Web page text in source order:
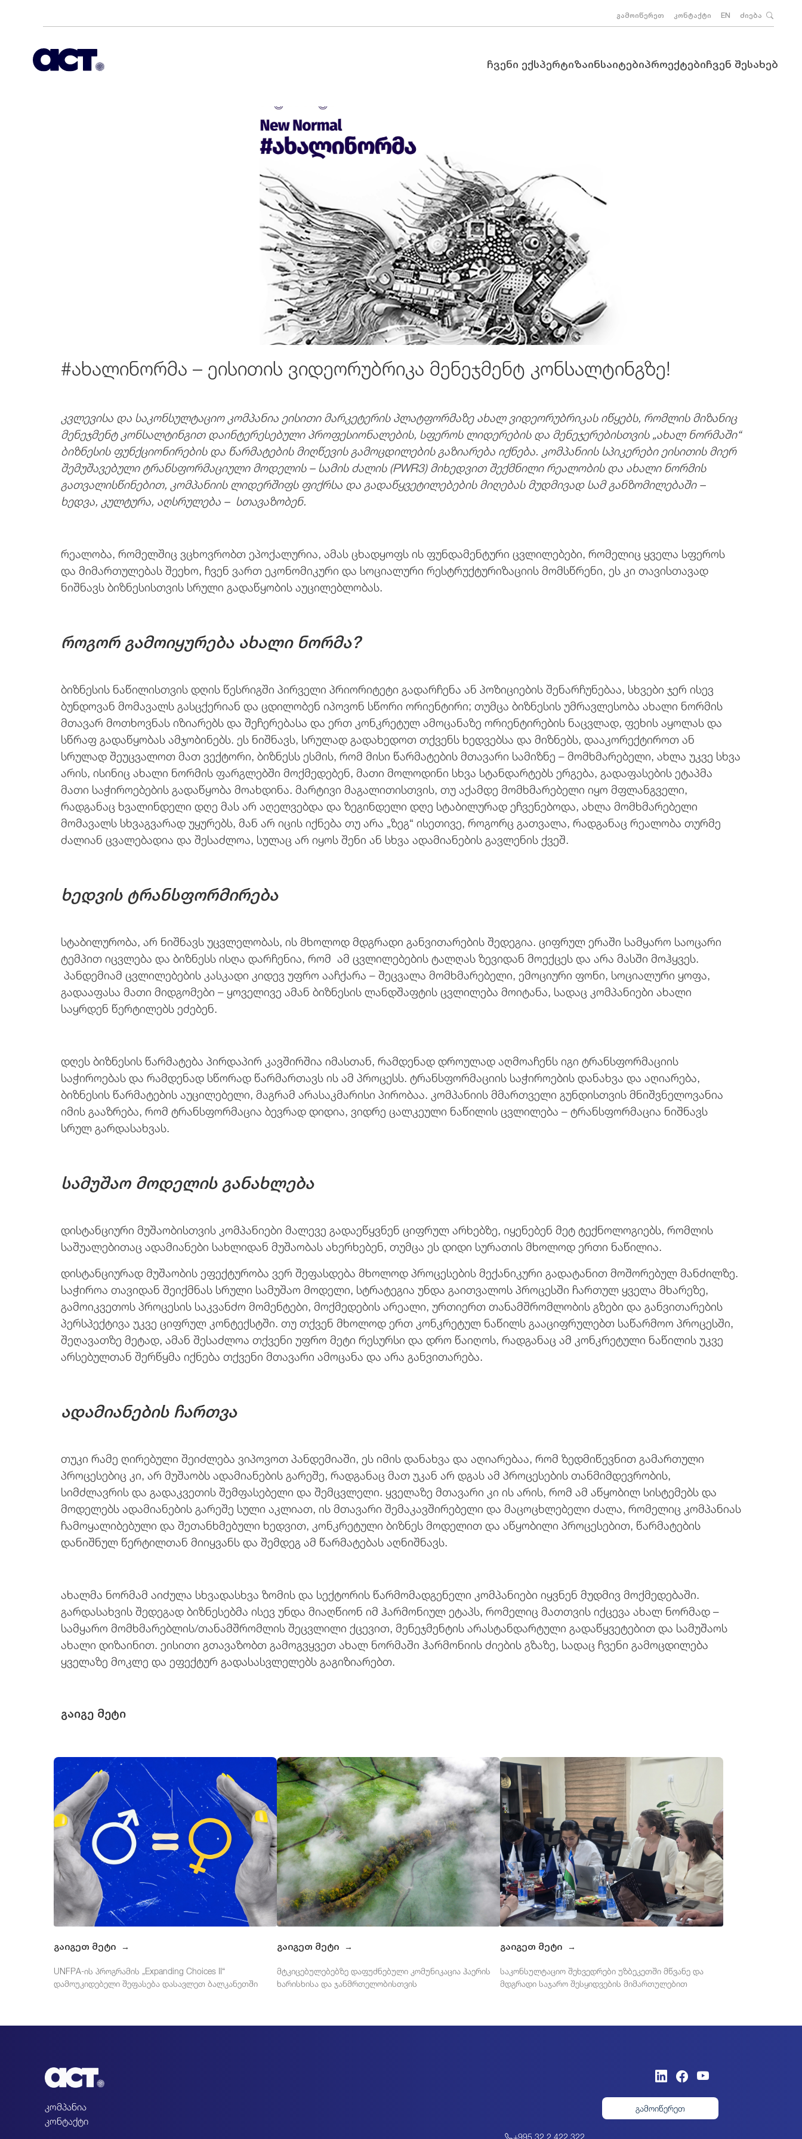
გამოიწერეთ კონტაქტი EN ძიება
ჩვენი ექსპერტიზაინსაიტებიპროექტებიჩვენ შესახებ
#ახალინორმა – ეისითის ვიდეორუბრიკა მენეჯმენტ კონსალტინგზე!
კვლევისა და საკონსულტაციო კომპანია ეისითი მარკეტერის პლატფორმაზე ახალ ვიდეორუბრიკას იწყებს, რომლის მიზანიც
მენეჯმენტ კონსალტინგით დაინტერესებული პროფესიონალების, სფეროს ლიდერების და მენეჯერებისთვის „ახალ ნორმაში“
ბიზნესის ფუნქციონირების და წარმატების მიღწევის გამოცდილების გაზიარება იქნება. კომპანიის სპიკერები ეისითის მიერ
შემუშავებული ტრანსფორმაციული მოდელის – სამის ძალის (PWR3)მიხედვით შექმნილი რეალობის და ახალი ნორმის
გათვალისწინებით, კომპანიის ლიდერშიფს ფიქრსა და გადაწყვეტილებების მიღებას მუდმივად სამ განზომილებაში –
ხედვა, კულტურა, აღსრულება – სთავაზობენ.
რეალობა, რომელშიც ვცხოვრობთ ეპოქალურია, ამას ცხადყოფს ის ფუნდამენტური ცვლილებები, რომელიც ყველა სფეროს
და მიმართულებას შეეხო, ჩვენ ვართ ეკონომიკური და სოციალური რესტრუქტურიზაციის მომსწრენი, ეს კი თავისთავად
ნიშნავს ბიზნესისთვის სრული გადაწყობის აუცილებლობას.
როგორ გამოიყურება ახალი ნორმა?
ბიზნესის ნაწილისთვის დღის წესრიგში პირველი პრიორიტეტი გადარჩენა ან პოზიციების შენარჩუნებაა, სხვები ჯერ ისევ
ბუნდოვან მომავალს გასცქერიან და ცდილობენ იპოვონ სწორი ორიენტირი; თუმცა ბიზნესის უმრავლესობა ახალი ნორმის
მთავარ მოთხოვნას იზიარებს და შეჩერებასა და ერთ კონკრეტულ ამოცანაზე ორიენტირების ნაცვლად, ფეხის აყოლას და
სწრაფ გადაწყობას ამჯობინებს. ეს ნიშნავს, სრულად გადახედოთ თქვენს ხედვებსა და მიზნებს, დააკორექტიროთ ან
სრულად შეუცვალოთ მათ ვექტორი, ბიზნესს ესმის, რომ მისი წარმატების მთავარი სამიზნე – მომხმარებელი, ახლა უკვე სხვა
არის, ისინიც ახალი ნორმის ფარგლებში მოქმედებენ, მათი მოლოდინი სხვა სტანდარტებს ერგება, გადაფასების ეტაპმა
მათი საჭიროებების გადაწყობა მოახდინა. მარტივი მაგალითისთვის, თუ აქამდე მომხმარებელი იყო მფლანგველი,
რადგანაც ხვალინდელი დღე მას არ აღელვებდა და ზეგინდელი დღე სტაბილურად ეჩვენებოდა, ახლა მომხმარებელი
მომავალს სხვაგვარად უყურებს, მან არ იცის იქნება თუ არა „ზეგ“ ისეთივე, როგორც გათვალა, რადგანაც რეალობა თურმე
ძალიან ცვალებადია და შესაძლოა, სულაც არ იყოს შენი ან სხვა ადამიანების გავლენის ქვეშ.
ხედვის ტრანსფორმირება
სტაბილურობა, არ ნიშნავს უცვლელობას, ის მხოლოდ მდგრადი განვითარების შედეგია. ციფრულ ერაში სამყარო საოცარი
ტემპით იცვლება და ბიზნესს ისღა დარჩენია, რომ ამ ცვლილებების ტალღას ზევიდან მოექცეს და არა მასში მოჰყვეს.
პანდემიამ ცვლილებების კასკადი კიდევ უფრო ააჩქარა – შეცვალა მომხმარებელი, ემოციური ფონი, სოციალური ყოფა,
გადააფასა მათი მიდგომები – ყოველივე ამან ბიზნესის ლანდშაფტის ცვლილება მოიტანა, სადაც კომპანიები ახალი
საყრდენ წერტილებს ეძებენ.
დღეს ბიზნესის წარმატება პირდაპირ კავშირშია იმასთან, რამდენად დროულად აღმოაჩენს იგი ტრანსფორმაციის
საჭიროებას და რამდენად სწორად წარმართავს ის ამ პროცესს. ტრანსფორმაციის საჭიროების დანახვა და აღიარება,
ბიზნესის წარმატების აუცილებელი, მაგრამ არასაკმარისი პირობაა. კომპანიის მმართველი გუნდისთვის მნიშვნელოვანია
იმის გააზრება, რომ ტრანსფორმაცია ბევრად დიდია, ვიდრე ცალკეული ნაწილის ცვლილება – ტრანსფორმაცია ნიშნავს
სრულ გარდასახვას.
სამუშაო მოდელის განახლება
დისტანციური მუშაობისთვის კომპანიები მალევე გადაეწყვნენ ციფრულ არხებზე, იყენებენ მეტ ტექნოლოგიებს, რომლის
საშუალებითაც ადამიანები სახლიდან მუშაობას ახერხებენ, თუმცა ეს დიდი სურათის მხოლოდ ერთი ნაწილია.
დისტანციურად მუშაობის ეფექტურობა ვერ შეფასდება მხოლოდ პროცესების მექანიკური გადატანით მოშორებულ მანძილზე.
საჭიროა თავიდან შეიქმნას სრული სამუშაო მოდელი, სტრატეგია უნდა გაითვალოს პროცესში ჩართულ ყველა მხარეზე,
გამოიკვეთოს პროცესის საკვანძო მომენტები, მოქმედების არეალი, ურთიერთ თანამშრომლობის გზები და განვითარების
პერსპექტივა უკვე ციფრულ კონტექსტში. თუ თქვენ მხოლოდ ერთ კონკრეტულ ნაწილს გააციფრულებთ საწარმოო პროცესში,
შეღავათზე მეტად, ამან შესაძლოა თქვენი უფრო მეტი რესურსი და დრო წაიღოს, რადგანაც ამ კონკრეტული ნაწილის უკვე
არსებულთან შერწყმა იქნება თქვენი მთავარი ამოცანა და არა განვითარება.
ადამიანების ჩართვა
თუკი რამე ღირებული შეიძლება ვიპოვოთ პანდემიაში, ეს იმის დანახვა და აღიარებაა, რომ ზედმიწევნით გამართული
პროცესებიც კი, არ მუშაობს ადამიანების გარეშე, რადგანაც მათ უკან არ დგას ამ პროცესების თანმიმდევრობის,
სიმძლავრის და გადაკვეთის შემფასებელი და შემცვლელი. ყველაზე მთავარი კი ის არის, რომ ამ აწყობილ სისტემებს და
მოდელებს ადამიანების გარეშე სული აკლიათ, ის მთავარი შემაკავშირებელი და მაცოცხლებელი ძალა, რომელიც კომპანიას
ჩამოყალიბებული და შეთანხმებული ხედვით, კონკრეტული ბიზნეს მოდელით და აწყობილი პროცესებით, წარმატების
დანიშნულ წერტილთან მიიყვანს და შემდეგ ამ წარმატებას აღნიშნავს.
ახალმა ნორმამ აიძულა სხვადასხვა ზომის და სექტორის წარმომადგენელი კომპანიები იყვნენ მუდმივ მოქმედებაში.
გარდასახვის შედეგად ბიზნესებმა ისევ უნდა მიაღწიონ იმ ჰარმონიულ ეტაპს, რომელიც მათთვის იქცევა ახალ ნორმად –
სამყარო მომხმარებლის/თანამშრომლის შეცვლილი ქცევით, მენეჯმენტის არასტანდარტული გადაწყვეტებით და სამუშაოს
ახალი დიზაინით. ეისითი გთავაზობთ გამოგვყვეთ ახალ ნორმაში ჰარმონიის ძიების გზაზე, სადაც ჩვენი გამოცდილება
ყველაზე მოკლე და ეფექტურ გადასასვლელებს გაგიზიარებთ.
გაიგე მეტი
გაიგეთ მეტი →
UNFPA-ის პროგრამის „Expanding Choices II“
დამოუკიდებელი შეფასება დასავლეთ ბალკანეთში
გაიგეთ მეტი →
მტკიცებულებებზე დაფუძნებული კომუნიკაცია ჰაერის
ხარისხისა და ჯანმრთელობისთვის
გაიგეთ მეტი →
საკონსულტაციო შეხვედრები უზბეკეთში მწვანე და
მდგრადი საჯარო შესყიდვების მიმართულებით
კომპანია
კონტაქტი
გამოიწერეთ